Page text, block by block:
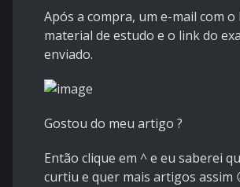
Após a compra, um e-mail com
material de estudo e o link do
enviado.
Gostou do meu artigo ?
Então clique em ^ e eu saberei
curtiu e quer mais artigos assim